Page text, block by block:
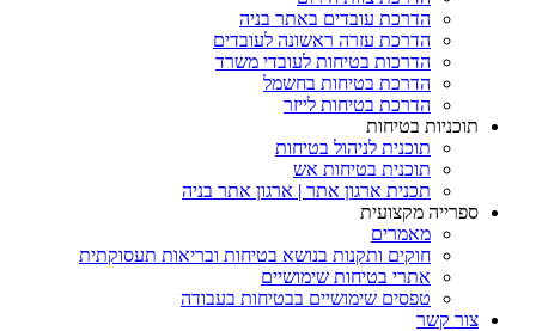
הדרכת עובדים באתר בניה
הדרכת עזרה ראשונה לעובדים
הדרכות בטיחות לעובדי משרד
הדרכת בטיחות בחשמל
הדרכת בטיחות לייזר
תוכניות בטיחות
תוכנית לניהול בטיחות
תוכנית בטיחות אש
תכנית ארגון אתר | ארגון אתר בניה
ספרייה מקצועית
מאמרים
חוקים ותקנות בנושא בטיחות ובריאות תעסוקתית
אתרי בטיחות שימושיים
טפסים שימושיים בבטיחות בעבודה
צור קשר